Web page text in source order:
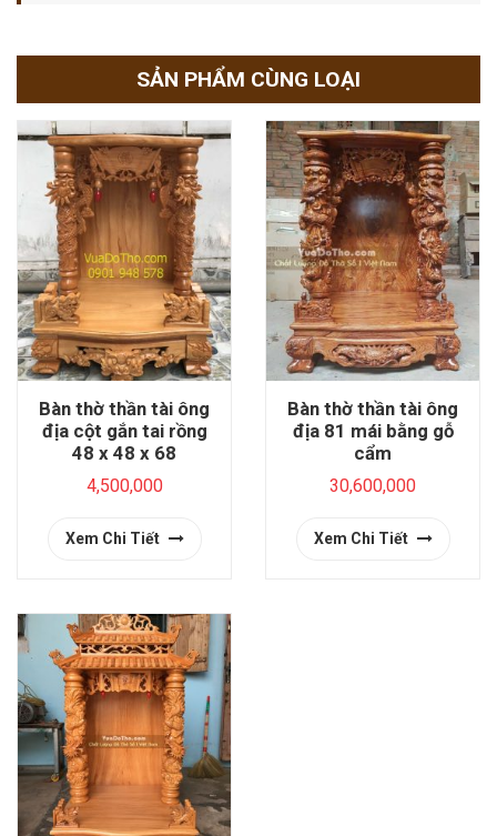
SẢN PHẨM CÙNG LOẠI
Bàn thờ thần tài ông
địa cột gắn tai rồng
48 x 48 x 68
4,500,000
Xem Chi Tiết
Bàn thờ thần tài ông
địa 81 mái bằng gỗ
cẩm
30,600,000
Xem Chi Tiết